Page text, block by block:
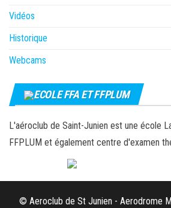
Vidéos
Historique
Webcams
ECOLE FFA ET FFPLUM
L'aéroclub de Saint-Junien est une école
FFPLUM et également centre d'examen
© Aeroclub de St Junien - Aerodrome